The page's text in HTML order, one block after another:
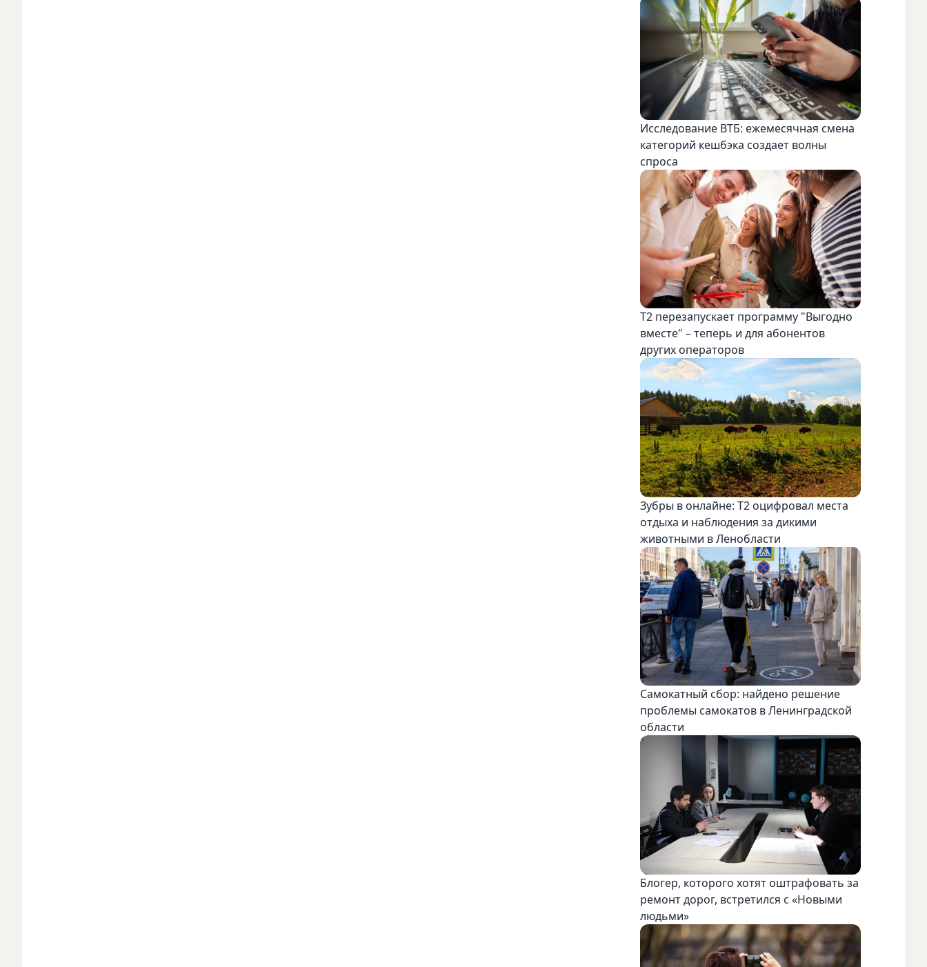
Исследование ВТБ: ежемесячная смена
категорий кешбэка создает волны
спроса
Т2 перезапускает программу "Выгодно
вместе" – теперь и для абонентов
других операторов
Зубры в онлайне: Т2 оцифровал места
отдыха и наблюдения за дикими
животными в Ленобласти
Самокатный сбор: найдено решение
проблемы самокатов в Ленинградской
области
Блогер, которого хотят оштрафовать за
ремонт дорог, встретился с «Новыми
людьми»